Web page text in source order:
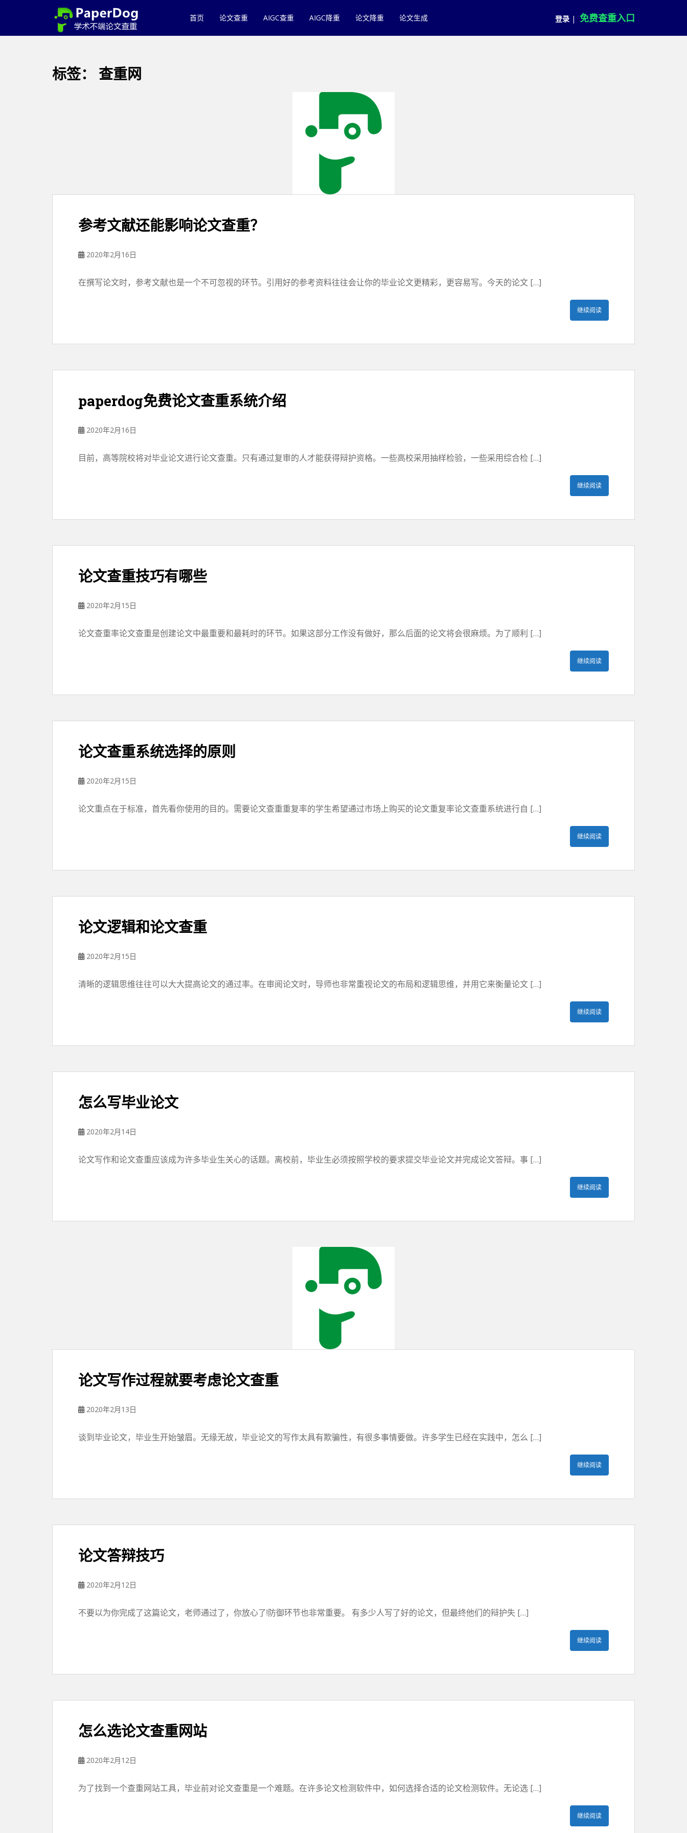
首页 论文查重 AIGC查重 AIGC降重 论文降重 论文生成 登录 | 免费查重入口
标签： 查重网
参考文献还能影响论文查重？
2020年2月16日
在撰写论文时，参考文献也是一个不可忽视的环节。引用好的参考资料往往会让你的毕业论文更精彩，更容易写。今天的论文 […]
继续阅读
paperdog免费论文查重系统介绍
2020年2月16日
目前，高等院校将对毕业论文进行论文查重。只有通过复审的人才能获得辩护资格。一些高校采用抽样检验，一些采用综合检 […]
继续阅读
论文查重技巧有哪些
2020年2月15日
论文查重率论文查重是创建论文中最重要和最耗时的环节。如果这部分工作没有做好，那么后面的论文将会很麻烦。为了顺利 […]
继续阅读
论文查重系统选择的原则
2020年2月15日
论文重点在于标准，首先看你使用的目的。需要论文查重重复率的学生希望通过市场上购买的论文重复率论文查重系统进行自 […]
继续阅读
论文逻辑和论文查重
2020年2月15日
清晰的逻辑思维往往可以大大提高论文的通过率。在审阅论文时，导师也非常重视论文的布局和逻辑思维，并用它来衡量论文 […]
继续阅读
怎么写毕业论文
2020年2月14日
论文写作和论文查重应该成为许多毕业生关心的话题。离校前，毕业生必须按照学校的要求提交毕业论文并完成论文答辩。事 […]
继续阅读
论文写作过程就要考虑论文查重
2020年2月13日
谈到毕业论文，毕业生开始皱眉。无缘无故，毕业论文的写作太具有欺骗性，有很多事情要做。许多学生已经在实践中，怎么 […]
继续阅读
论文答辩技巧
2020年2月12日
不要以为你完成了这篇论文，老师通过了，你放心了!防御环节也非常重要。 有多少人写了好的论文，但最终他们的辩护失 […]
继续阅读
怎么选论文查重网站
2020年2月12日
为了找到一个查重网站工具，毕业前对论文查重是一个难题。在许多论文检测软件中，如何选择合适的论文检测软件。无论选 […]
继续阅读